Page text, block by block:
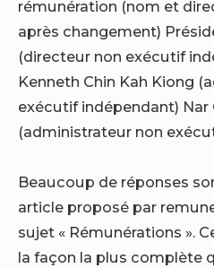
rémunération (nom et
après changement)
(directeur non exécutif
Kenneth Chin Kah Kiong
exécutif indépendant) Nar
(administrateur non
Beaucoup de réponses
article proposé par
sujet « Rémunérations ».
la façon la plus complète